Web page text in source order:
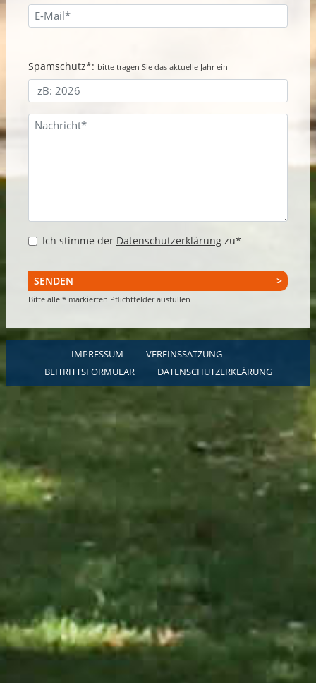
Spamschutz*: bitte tragen Sie das aktuelle Jahr ein
Ich stimme der Datenschutzerklärung zu*
SENDEN
Bitte alle * markierten Pflichtfelder ausfüllen
IMPRESSUM
VEREINSSATZUNG
BEITRITTSFORMULAR
DATENSCHUTZERKLÄRUNG